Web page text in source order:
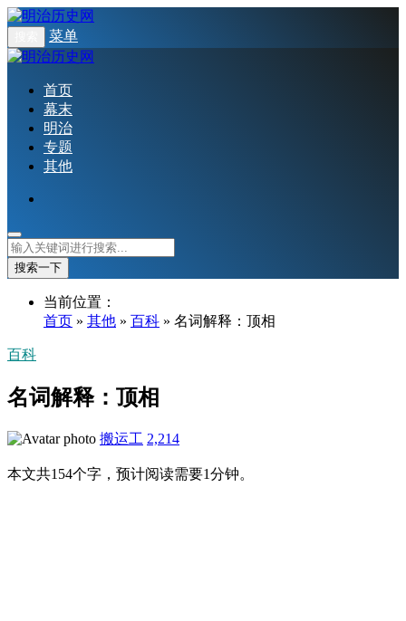
菜单
首页
幕末
明治
专题
其他
搜索一下
当前位置：
首页 » 其他 » 百科 » 名词解释：顶相
百科
名词解释：顶相
搬运工 2,214
本文共154个字，预计阅读需要1分钟。